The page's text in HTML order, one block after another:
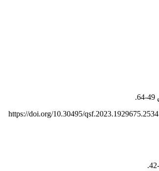
https://doi.org/‎10.30495/qsf.2023.1929675.2534